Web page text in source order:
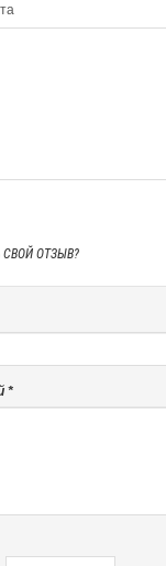
СВОЙ ОТЗЫВ?
*